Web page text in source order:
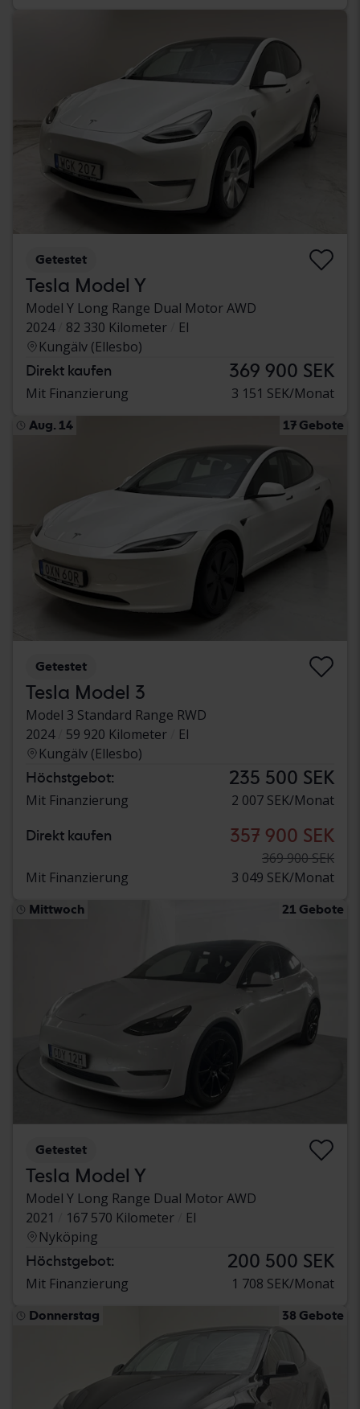
Getestet
Tesla Model Y
Model Y Long Range Dual Motor AWD
2024
82 330 Kilometer
El
Kungälv (Ellesbo)
Direkt kaufen 369 900 SEK
Mit Finanzierung 3 151 SEK/Monat
Aug. 14 17 Gebote
Getestet
Tesla Model 3
Model 3 Standard Range RWD
2024
59 920 Kilometer
El
Kungälv (Ellesbo)
Höchstgebot: 235 500 SEK
Mit Finanzierung 2 007 SEK/Monat
Direkt kaufen 357 900 SEK
369 900 SEK
Mit Finanzierung
3 049 SEK/Monat
Mittwoch 21 Gebote
Getestet
Tesla Model Y
Model Y Long Range Dual Motor AWD
2021
167 570 Kilometer
El
Nyköping
Höchstgebot: 200 500 SEK
Mit Finanzierung 1 708 SEK/Monat
Donnerstag 38 Gebote